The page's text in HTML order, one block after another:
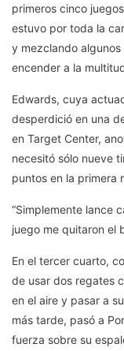
primeros cinco
estuvo por toda la
y mezclando
encender a la
Edwards, cuya
desperdició en una
en Target Center,
necesitó sólo nueve
puntos en la primera
“Simplemente lance
juego me quitaron el
En el tercer cuarto,
de usar dos regates
en el aire y pasar a
más tarde, pasó a
fuerza sobre su